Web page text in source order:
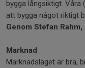
bygga långsiktigt. Våra
att bygga något riktigt
Genom Stefan
Marknad
Marknadsläget är bra,